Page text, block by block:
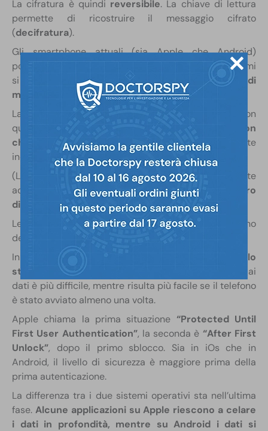
La cifratura è quindi reversibile. La chiave di lettura
permette di ricostruire il messaggio cifrato
(decifratura).
Gli smartphone attuali (sia Apple che Android)
posseggono alcuni
. Questi sistemi
si occupano deidati in memoria e nelle app di
messaggistica(WhatsApp, Telegram ecc.)
La tecnica adoperata è la
. Con
questo sistema,
file diversi vengono crittografati con
chiavi diverseche possono essere sbloccate
indipendentemente.
(L’alternativa è laFull-disk Encryption, tipicamente
adoperata sui PC, che consente dicriptare l’intero
disco
Le chiavi per decriptare i dati sono salvate all’interno
del dispositivo.
In linea di massima, la loro collocazione
dipende dallo
stato del telefono
. Prima del primo avvio, l’accesso ai
dati è più difficile, mentre risulta più facile se il telefono
è stato avviato almeno una volta.
Apple chiama la prima situazione “Protected Until
First User Authentication”, la seconda è “After First
Unlock”, dopo il primo sblocco. Sia in iOs che in
Android, il livello di sicurezza è maggiore prima della
prima autenticazione.
La differenza tra i due sistemi operativi sta nell’ultima
fase. Alcune applicazioni su Apple riescono a celare
i dati in profondità, mentre su Android i dati si